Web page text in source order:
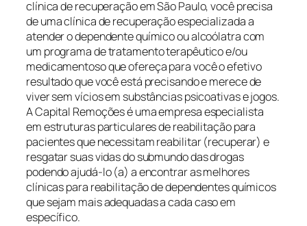
clínica de recuperação em São Paulo, você precisa
de uma clínica de recuperação especializada a
atender o dependente químico ou alcoólatra com
um programa de tratamento terapêutico e/ou
medicamentoso que ofereça para você o efetivo
resultado que você está precisando e merece de
viver sem vícios em substâncias psicoativas e jogos.
A Capital Remoções é uma empresa especialista
em estruturas particulares de reabilitação para
pacientes que necessitam reabilitar (recuperar) e
resgatar suas vidas do submundo das drogas
podendo ajudá-lo (a) a encontrar as melhores
clínicas para reabilitação de dependentes químicos
que sejam mais adequadas a cada caso em
específico.